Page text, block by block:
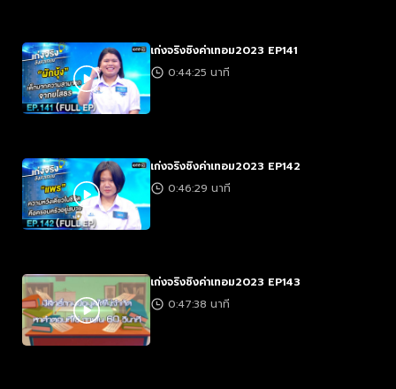
เก่งจริงชิงค่าเทอม2023 EP141
0:44:25 นาที
เก่งจริงชิงค่าเทอม2023 EP142
0:46:29 นาที
เก่งจริงชิงค่าเทอม2023 EP143
0:47:38 นาที